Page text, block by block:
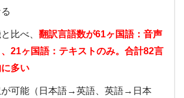
比べ、 翻訳言語数が61ヶ国語：音声
21ヶ国語：テキストのみ。合計82言
多い
が可能（日本語→英語、英語→日本